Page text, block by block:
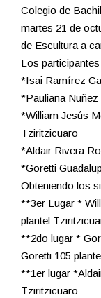
Colegio de
martes 21 de
de Escultura a
Los
*Isai Ramírez
*Pauliana
*William Jesús
Tziritzicuaro
*Aldair Rivera
*Goretti
Obteniendo los
**3er Lugar *
plantel
**2do lugar *
Goretti 105
**1er lugar
Tziritzicuaro